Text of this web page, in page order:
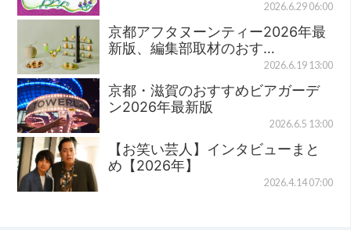
2026.6.29 06:00
京都アフタヌーンティー2026年最
新版、編集部取材のおす…
2026.6.19 13:00
京都・滋賀のおすすめビアガーデ
ン2026年最新版
2026.6.5 13:00
【お笑い芸人】インタビューまと
め【2026年】
2026.4.14 07:00